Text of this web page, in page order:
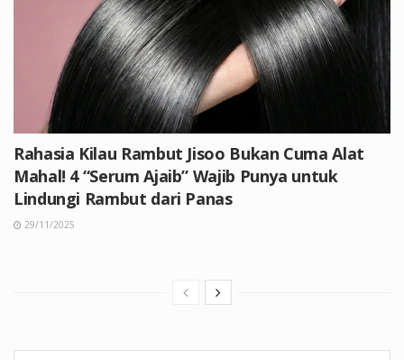
Rahasia Kilau Rambut Jisoo Bukan Cuma Alat
Mahal! 4 “Serum Ajaib” Wajib Punya untuk
Lindungi Rambut dari Panas
29/11/2025